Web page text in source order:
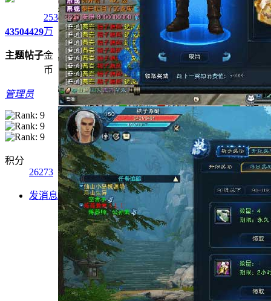
4350
主题
4429
帖子
253
万
金
币
管理员
积分
26273
发消息